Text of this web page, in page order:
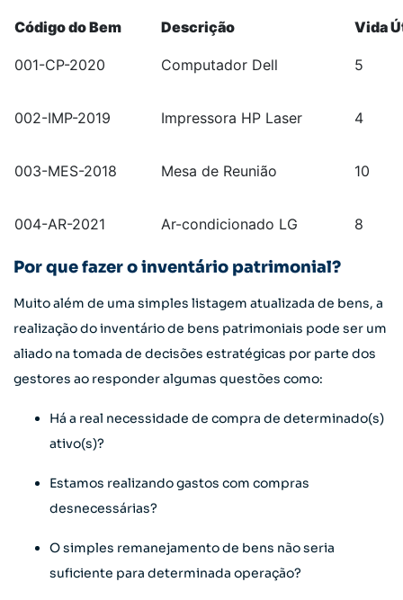
Código do Bem Descrição Vida
001-CP-2020 Computador Dell 5
002-IMP-2019 Impressora HP Laser 4
003-MES-2018 Mesa de Reunião 10
004-AR-2021 Ar-condicionado LG 8
Por que fazer o inventário patrimonial?
Muito além de uma simples listagem atualizada de bens, a
realização do inventário de bens patrimoniais pode ser um
aliado na tomada de decisões estratégicas por parte dos
gestores ao responder algumas questões como:
Há a real necessidade de compra de determinado(s)
ativo(s)?
Estamos realizando gastos com compras
desnecessárias?
O simples remanejamento de bens não seria
suficiente para determinada operação?